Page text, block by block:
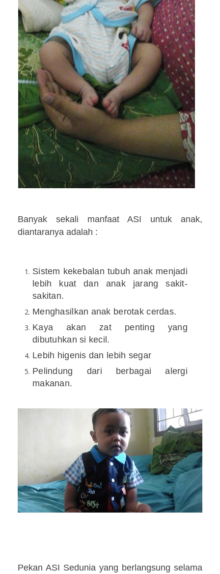
Banyak sekali manfaat ASI untuk anak,
diantaranya adalah :
Sistem kekebalan tubuh anak menjadi
lebih kuat dan anak jarang sakit-
sakitan.
Menghasilkan anak berotak cerdas.
Kaya akan zat penting yang
dibutuhkan si kecil.
Lebih higenis dan lebih segar
Pelindung dari berbagai alergi
makanan.
Pekan ASI Sedunia yang berlangsung selama